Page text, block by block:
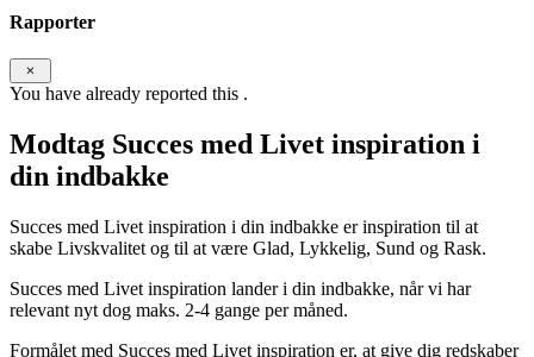
Rapporter
You have already reported this .
Modtag Succes med Livet inspiration i
din indbakke
Succes med Livet inspiration i din indbakke er inspiration til at
skabe Livskvalitet og til at være Glad, Lykkelig, Sund og Rask.
Succes med Livet inspiration lander i din indbakke, når vi har
relevant nyt dog maks. 2-4 gange per måned.
Formålet med Succes med Livet inspiration er, at give dig redskaber